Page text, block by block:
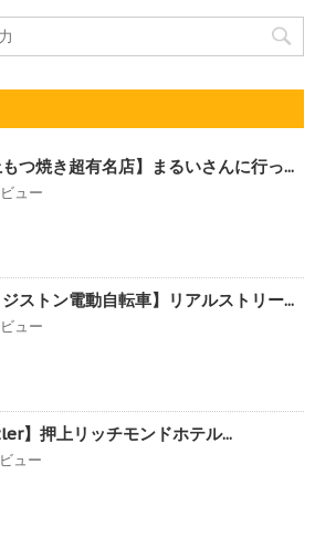
もつ焼き超有名店】まるいさんに行っ...
ュー
ジストン電動自転車】リアルストリー...
ュー
】押上リッチモンドホテル...
ュー